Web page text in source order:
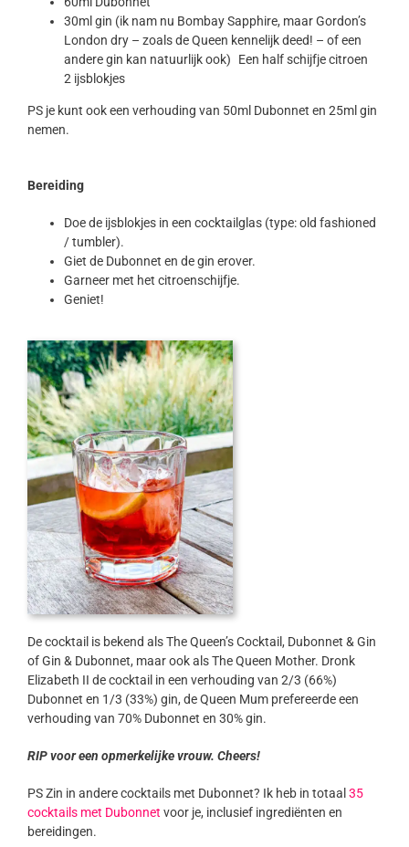
30ml gin (ik nam nu Bombay Sapphire, maar Gordon’s
London dry – zoals de Queen kennelijk deed! – of een
andere gin kan natuurlijk ook) Een half schijfje citroen
2 ijsblokjes
PS je kunt ook een verhouding van 50ml Dubonnet en 25ml gin
nemen.
Bereiding
Doe de ijsblokjes in een cocktailglas (type: old fashioned
/ tumbler).
Giet de Dubonnet en de gin erover.
Garneer met het citroenschijfje.
Geniet!
De cocktail is bekend als The Queen’s Cocktail, Dubonnet & Gin
of Gin & Dubonnet, maar ook als The Queen Mother. Dronk
Elizabeth II de cocktail in een verhouding van 2/3 (66%)
Dubonnet en 1/3 (33%) gin, de Queen Mum prefereerde een
verhouding van 70% Dubonnet en 30% gin.
RIP voor een opmerkelijke vrouw. Cheers!
PS Zin in andere cocktails met Dubonnet? Ik heb in totaal 35
cocktails met Dubonnet voor je, inclusief ingrediënten en
bereidingen.